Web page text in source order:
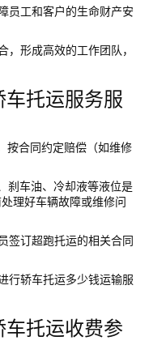
员工和客户的生命财产安
形成高效的工作团队，
车托运服务服
按合同约定赔偿（如维修
刹车油、冷却液等液位是
理好车辆故障或维修问
签订超跑托运的相关合同
行轿车托运多少钱运输服
托运收费参